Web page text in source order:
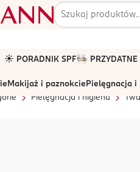
☀️ PORADNIK SPF🧑🏻‍🍳
Makijaż i paznokcie Pielęgnacja i
Pielęgnacja i higiena